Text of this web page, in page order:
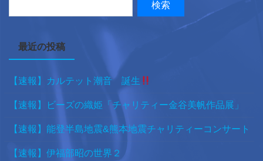
最近の投稿
【速報】カルテット潮音 誕生
【速報】ビーズの織姫「チャリティー金谷美帆作品展」
【速報】能登半島地震&熊本地震チャリティーコンサート
【速報】伊福部昭の世界２